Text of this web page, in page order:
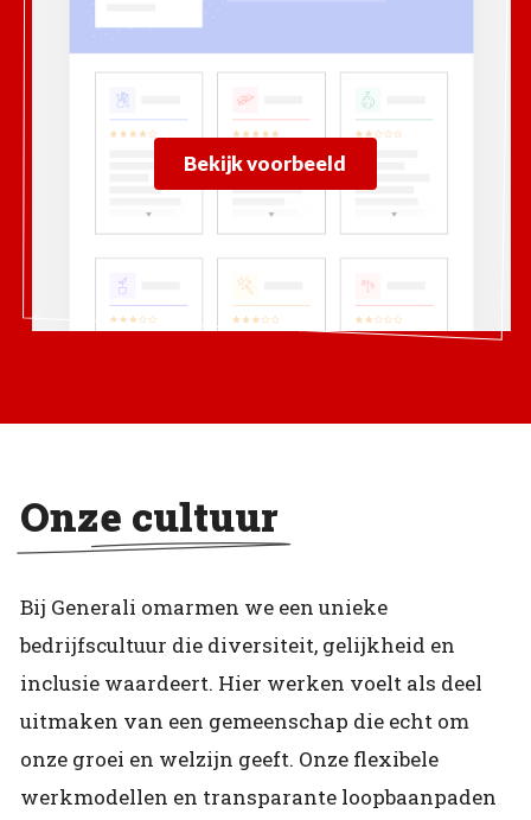
Bekijk voorbeeld
Onze cultuur
Bij Generali omarmen we een unieke
bedrijfscultuur die diversiteit, gelijkheid en
inclusie waardeert. Hier werken voelt als deel
uitmaken van een gemeenschap die echt om
onze groei en welzijn geeft. Onze flexibele
werkmodellen en transparante loopbaanpaden